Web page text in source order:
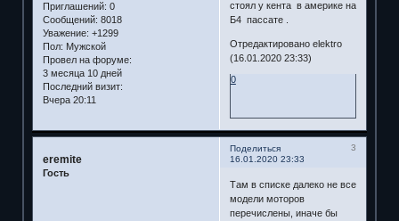
Приглашений: 0
Сообщений: 8018
Уважение: +1299
Пол: Мужской
Провел на форуме:
3 месяца 10 дней
Последний визит:
Вчера 20:11
стоял у кента в америке на
Б4 пассате .
Отредактировано elektro
(16.01.2020 23:33)
0
Поделиться
3
16.01.2020 23:33
eremite
Гость
Там в списке далеко не все
модели моторов
перечислены, иначе бы